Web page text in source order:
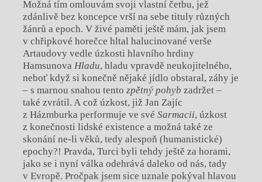
Možná tím omlouvám svoji vlastní četbu, jež
zdánlivě bez koncepce vrší na sebe tituly různých
žánrů a epoch. V živé paměti ještě mám, jak jsem
v chřipkové horečce hltal halucinované verše
Artaudovy vedle úzkosti hlavního hrdiny
Hamsunova Hladu, hladu vpravdě neukojitelného,
neboť když si konečně nějaké jídlo obstaral, záhy je
– s marnou snahou tento zpětný pohyb zadržet –
také zvrátil. A což úzkost, již Jan Zajíc
z Házmburka performuje ve své Sarmacii, úzkost
z konečnosti lidské existence a možná také ze
skonání ne-li věků, tedy alespoň (humanistické)
epochy?! Pravda, Turci byli tehdy ještě za horami,
jako se i nyní válka odehrává daleko od nás, tady
v Evropě. Pročpak jsem sice uznale pokýval hlavou